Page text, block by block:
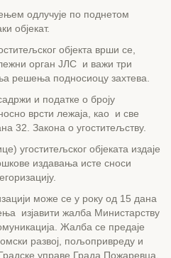
одлучује по поднетом
објекат.
објекта врши се,
орган ЈЛС и важи три
решења подносиоцу захтева.
и податке о броју
врсти лежаја, као и све
32. Закона о угоститељству.
угоститељског објеката издаје
издавања исте сноси
може се у року од 15 дана
изјавити жалба Министарству
Жалба се предаје
развој, пољопривреду и
управе Града Пожаревца,